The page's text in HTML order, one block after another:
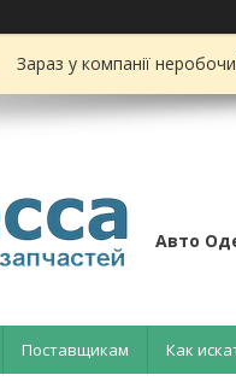
Зараз у компанії
Авто
Поставщикам Как